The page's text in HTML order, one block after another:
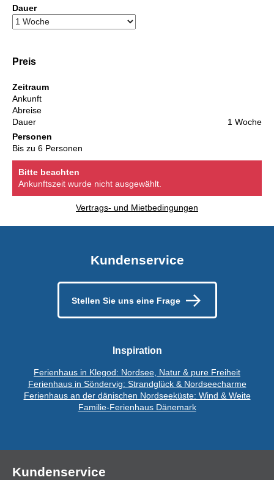
Dauer
Preis
Zeitraum
Ankunft
Abreise
Dauer
1 Woche
Personen
Bis zu 6 Personen
Bitte beachten
Ankunftszeit wurde nicht ausgewählt.
Vertrags- und Mietbedingungen
Kundenservice
Stellen Sie uns eine Frage
Inspiration
Ferienhaus in Klegod: Nordsee, Natur & pure Freiheit
Ferienhaus in Söndervig: Strandglück & Nordseecharme
Ferienhaus an der dänischen Nordseeküste: Wind & Weite
Familie-Ferienhaus Dänemark
Kundenservice